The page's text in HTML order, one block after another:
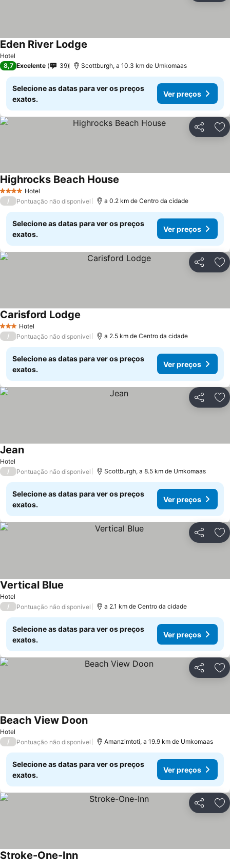
Hotel
Eden River Lodge
8,7 Excelente 39 Scottburgh, a 10.3 km de Umkomaas
Selecione as datas para ver os preços
exatos.
Ver preços
Partilhar
4 EstrelasHotel
Highrocks Beach House
/ Pontuação não disponível a 0.2 km de Centro da cidade
Selecione as datas para ver os preços
exatos.
Ver preços
Partilhar
3 EstrelasHotel
Carisford Lodge
/ Pontuação não disponível a 2.5 km de Centro da cidade
Selecione as datas para ver os preços
exatos.
Ver preços
Partilhar
Hotel
Jean
/ Pontuação não disponível Scottburgh, a 8.5 km de Umkomaas
Selecione as datas para ver os preços
exatos.
Ver preços
Partilhar
Hotel
Vertical Blue
/ Pontuação não disponível a 2.1 km de Centro da cidade
Selecione as datas para ver os preços
exatos.
Ver preços
Partilhar
Hotel
Beach View Doon
/ Pontuação não disponível Amanzimtoti, a 19.9 km de Umkomaas
Selecione as datas para ver os preços
exatos.
Ver preços
Partilhar
Stroke-One-Inn